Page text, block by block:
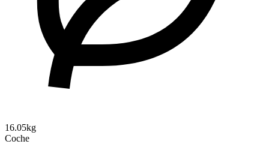
16.05kg
Coche